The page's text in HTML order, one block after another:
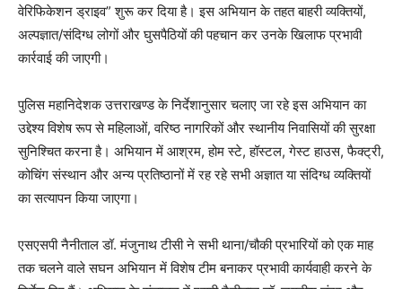
वेरिफिकेशन ड्राइव” शुरू कर दिया है। इस अभियान के तहत बाहरी व्यक्तियों,
अल्पज्ञात/संदिग्ध लोगों और घुसपैठियों की पहचान कर उनके खिलाफ प्रभावी
कार्रवाई की जाएगी।
पुलिस महानिदेशक उत्तराखण्ड के निर्देशानुसार चलाए जा रहे इस अभियान का
उद्देश्य विशेष रूप से महिलाओं, वरिष्ठ नागरिकों और स्थानीय निवासियों की सुरक्षा
सुनिश्चित करना है। अभियान में आश्रम, होम स्टे, हॉस्टल, गेस्ट हाउस, फैक्ट्री,
कोचिंग संस्थान और अन्य प्रतिष्ठानों में रह रहे सभी अज्ञात या संदिग्ध व्यक्तियों
का सत्यापन किया जाएगा।
एसएसपी नैनीताल डॉ. मंजुनाथ टीसी ने सभी थाना/चौकी प्रभारियों को एक माह
तक चलने वाले सघन अभियान में विशेष टीम बनाकर प्रभावी कार्यवाही करने के